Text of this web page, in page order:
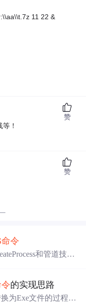
11 22 &
！
赞
赞
令
和管道技术
需要封装脚本命令
的实现思路
为Exe文件的过程，